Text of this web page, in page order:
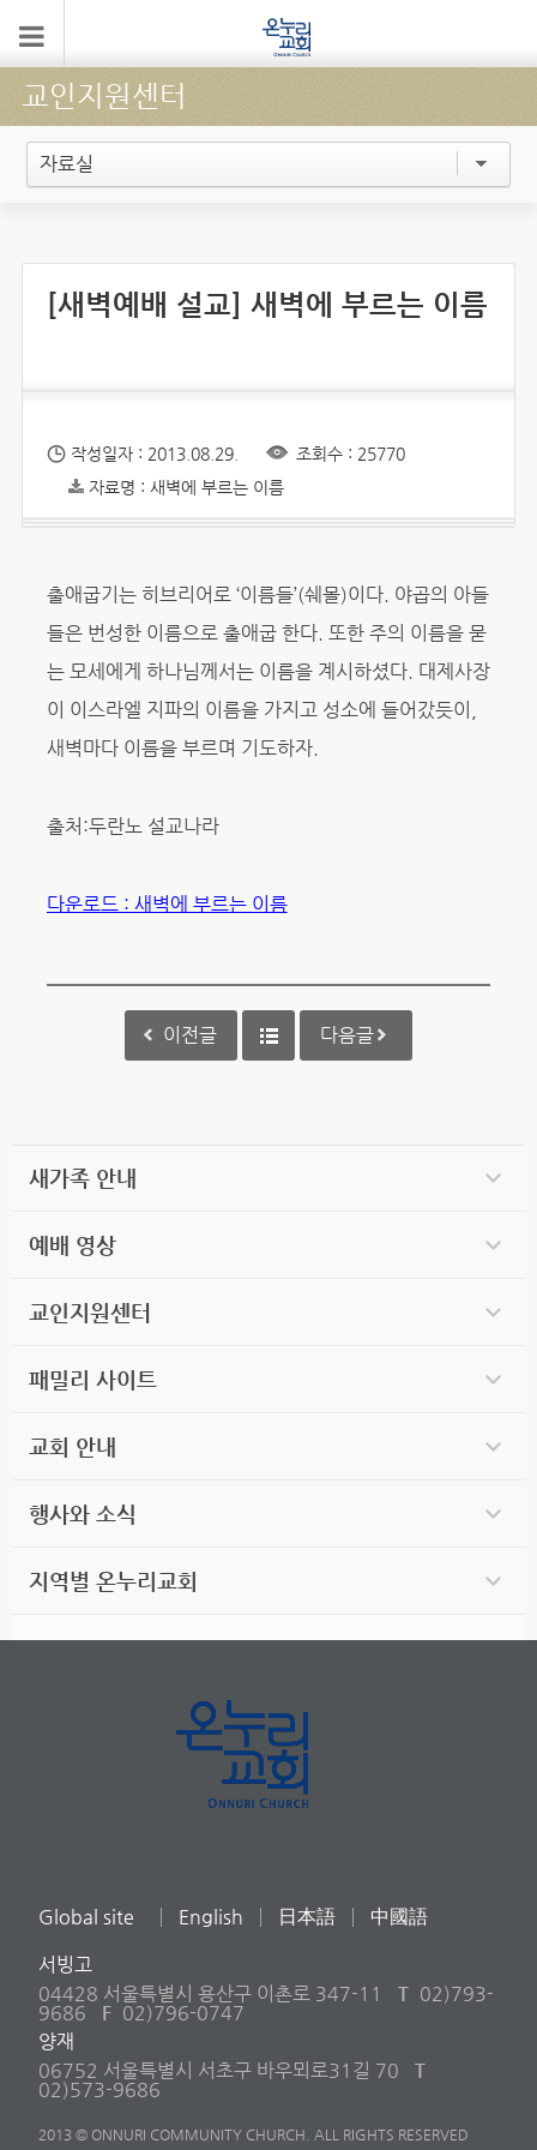
교인지원센터
자료실
[새벽예배 설교] 새벽에 부르는 이름
작성일자 : 2013.08.29.
조회수 : 25770
자료명 : 새벽에 부르는 이름
출애굽기는 히브리어로 ‘이름들’(쉐몰)이다. 야곱의 아들
들은 번성한 이름으로 출애굽 한다. 또한 주의 이름을 묻
는 모세에게 하나님께서는 이름을 계시하셨다. 대제사장
이 이스라엘 지파의 이름을 가지고 성소에 들어갔듯이,
새벽마다 이름을 부르며 기도하자.
출처:두란노 설교나라
다운로드 : 새벽에 부르는 이름
이전글 다음글
새가족 안내
예배 영상
교인지원센터
패밀리 사이트
교회 안내
행사와 소식
지역별 온누리교회
Global site English 日本語 中國語
서빙고
04428 서울특별시 용산구 이촌로 347-11
T 02)793-
9686
F 02)796-0747
양재
06752 서울특별시 서초구 바우뫼로31길 70
T
02)573-9686
2013 © ONNURI COMMUNITY CHURCH. ALL RIGHTS RESERVED